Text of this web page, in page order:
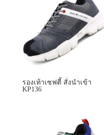
รองเท้าเซฟตี้ สั่งนำเข้า
KP136